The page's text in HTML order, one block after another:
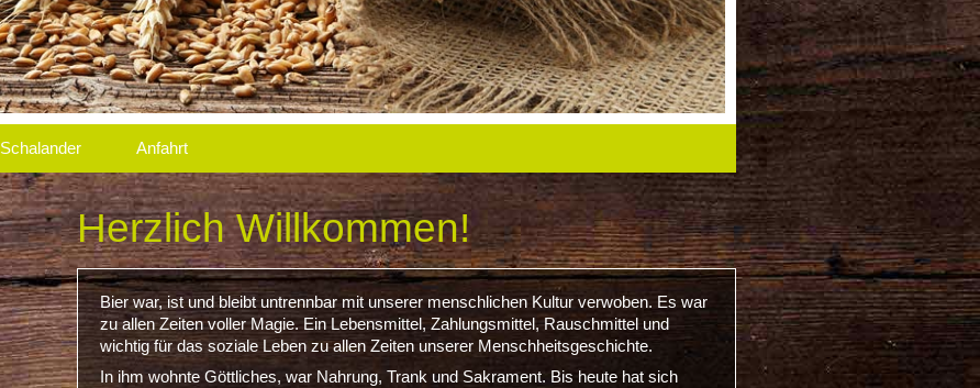
Schalander Anfahrt
Herzlich Willkommen!
Bier war, ist und bleibt untrennbar mit unserer menschlichen Kultur verwoben. Es war
zu allen Zeiten voller Magie. Ein Lebensmittel, Zahlungsmittel, Rauschmittel und
wichtig für das soziale Leben zu allen Zeiten unserer Menschheitsgeschichte.
In ihm wohnte Göttliches, war Nahrung, Trank und Sakrament. Bis heute hat sich